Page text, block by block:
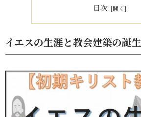
目次
イエスの生涯と教会建築の誕生